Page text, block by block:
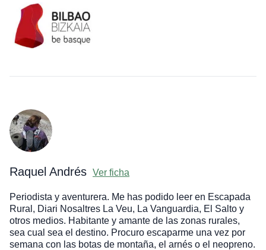
Raquel Andrés Ver ficha
Periodista y aventurera. Me has podido leer en Escapada
Rural, Diari Nosaltres La Veu, La Vanguardia, El Salto y
otros medios. Habitante y amante de las zonas rurales,
sea cual sea el destino. Procuro escaparme una vez por
semana con las botas de montaña, el arnés o el neopreno.